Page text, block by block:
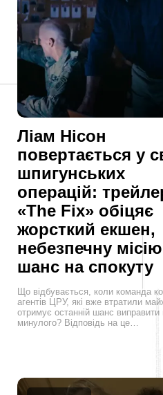
Ліам Нісон
повертається у
шпигунських
операцій:
«The Fix» обіцяє
жорсткий екшен,
небезпечну
шанс на спокуту
Що відбувається, коли команда
агентів ЦРУ, які вже втратили
отримує останній шанс
минулого? Відповідь на це…